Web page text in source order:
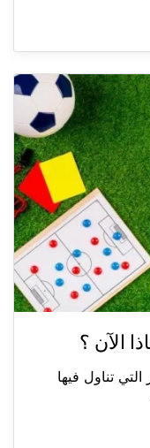
الآن ؟
تناول فيها